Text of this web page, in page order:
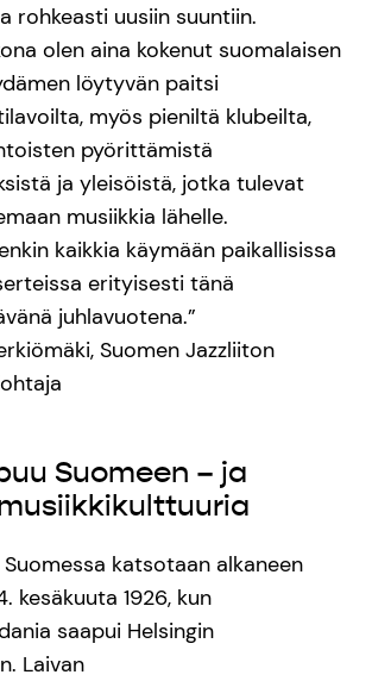
rohkeasti uusiin suuntiin.
olen aina kokenut suomalaisen
löytyvän paitsi
myös pieniltä klubeilta,
pyörittämistä
ja yleisöistä, jotka tulevat
musiikkia lähelle.
kaikkia käymään paikallisissa
erityisesti tänä
juhlavuotena.”
Suomen Jazzliiton
Suomeen – ja
katsotaan alkaneen
kesäkuuta 1926, kun
saapui Helsingin
Laivan